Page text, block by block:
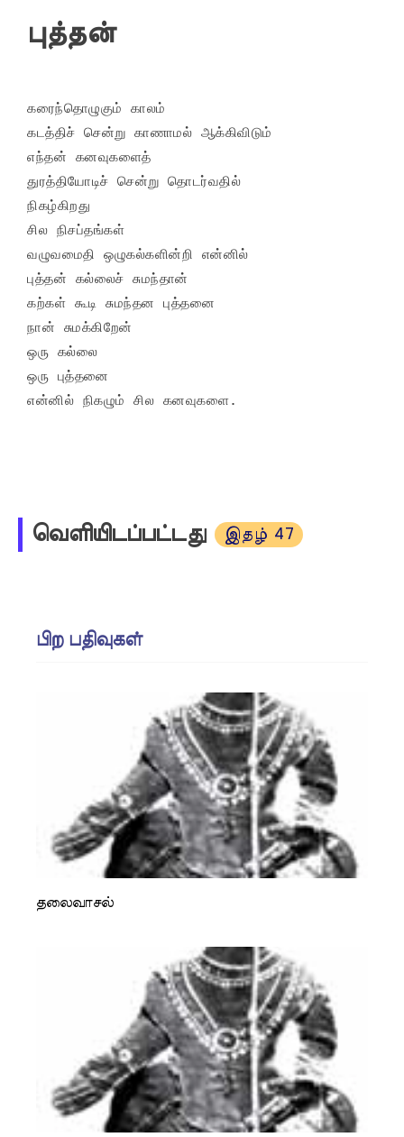
புத்தன்
கரைந்தொழுகும் காலம்
கடத்திச் சென்று காணாமல் ஆக்கிவிடும்
எந்தன் கனவுகளைத்
துரத்தியோடிச் சென்று தொடர்வதில்
நிகழ்கிறது
சில நிசப்தங்கள்
வழுவமைதி ஒழுகல்களின்றி என்னில்
புத்தன் கல்லைச் சுமந்தான்
கற்கள் கூடி சுமந்தன புத்தனை
நான் சுமக்கிறேன்
ஒரு கல்லை
ஒரு புத்தனை
வெளியிடப்பட்டது இதழ் 47
பிற பதிவுகள்
தலைவாசல்